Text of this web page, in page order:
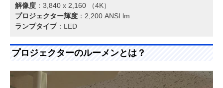
解像度 ：3,840 x 2,160 （4K）
プロジェクター輝度 ：2,200 ANSI lm
ランプタイプ：LED
プロジェクターのルーメンとは？